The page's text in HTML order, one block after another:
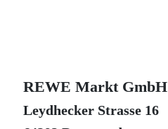
REWE Markt GmbH
Leydhecker Strasse 16